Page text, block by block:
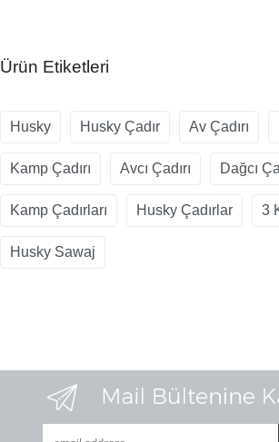
Ürün Etiketleri
Husky Husky Çadır Av Çadırı
Kamp Çadırı Avcı Çadırı Dağcı
Kamp Çadırları Husky Çadırlar 3
Husky Sawaj